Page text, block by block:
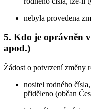
nebyla provedena
5. Kdo je oprávněn
apod.)
Žádost o potvrzení změny
nositel rodného
přiděleno (občan